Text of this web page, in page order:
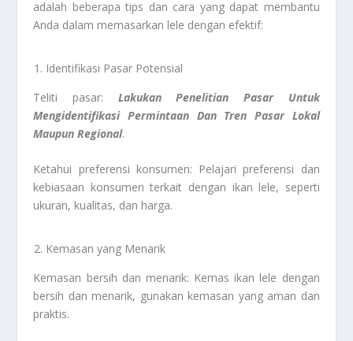
adalah beberapa tips dan cara yang dapat membantu
Anda dalam memasarkan lele dengan efektif:
Identifikasi Pasar Potensial
Teliti pasar: Lakukan Penelitian Pasar Untuk
Mengidentifikasi Permintaan Dan Tren Pasar Lokal
Maupun Regional.
Ketahui preferensi konsumen: Pelajari preferensi dan
kebiasaan konsumen terkait dengan ikan lele, seperti
ukuran, kualitas, dan harga.
Kemasan yang Menarik
Kemasan bersih dan menarik: Kemas ikan lele dengan
bersih dan menarik, gunakan kemasan yang aman dan
praktis.